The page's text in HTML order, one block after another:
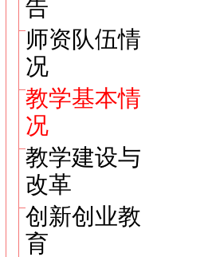
告
师资队伍情
况
教学基本情
况
教学建设与
改革
创新创业教
育